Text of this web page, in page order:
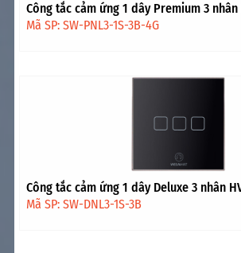
Công tắc cảm ứng 1 dây Premium 3
vàng
Mã SP: SW-PNL3-1S-3B-4G
Công tắc cảm ứng 1 dây Deluxe 3 nhân
Mã SP: SW-DNL3-1S-3B